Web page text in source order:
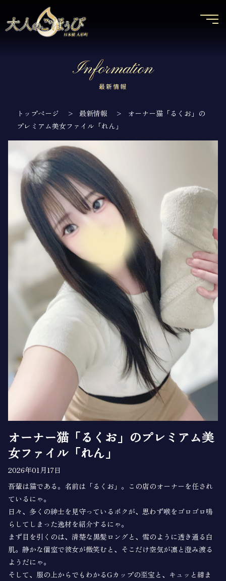
最新情報
Information
トップページ > 最新情報 >
オーナー猫「るくお」の
プレミアム美女ファイル「れん」
オーナー猫「るくお」のプレミアム美
女ファイル「れん」
2026年01月17日
吾輩は猫である。名前は「るくお」。この店のオーナーを任され
ているにゃ。
日々、多くの紳士を見守っているボクが、思わず喉をゴロゴロ鳴
らしてしまった逸材を紹介するにゃ。
まず目を引くのは、清楚な黒髪ロングと、雪のように透き通る白
肌。静かな個室で彼女が微笑むと、そこだけ空気が凛と澄み渡る
ようだにゃ。
そして、服の上からでもわかるGカップの至宝と、キュッと締ま